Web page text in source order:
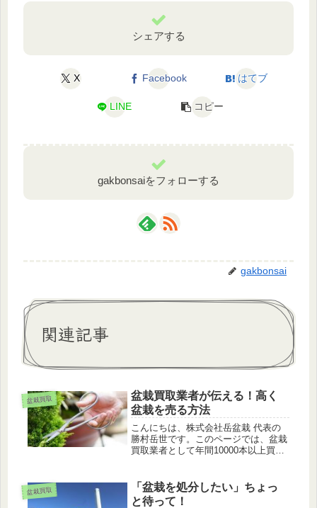
シェアする
X Facebook はてブ
LINE コピー
gakbonsaiをフォローする
gakbonsai
関連記事
盆栽買取
盆栽買取業者が伝える！高く
盆栽を売る方法
こんにちは、株式会社岳盆栽 代表の
勝村岳世です。このページでは、盆栽
買取業者として年間10000本以上買い
栽とは、鉢に入っている植物のことを
指します。名前の通り、器(盆)に...
盆栽買取
「盆栽を処分したい」ちょっ
と待って！